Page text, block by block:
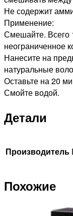
Не содержит
Применение:
Смешайте. Всего
неограниченное
Нанесите на
натуральные
Оставьте на 20
Смойте водой.
Детали
Производитель
Похожие